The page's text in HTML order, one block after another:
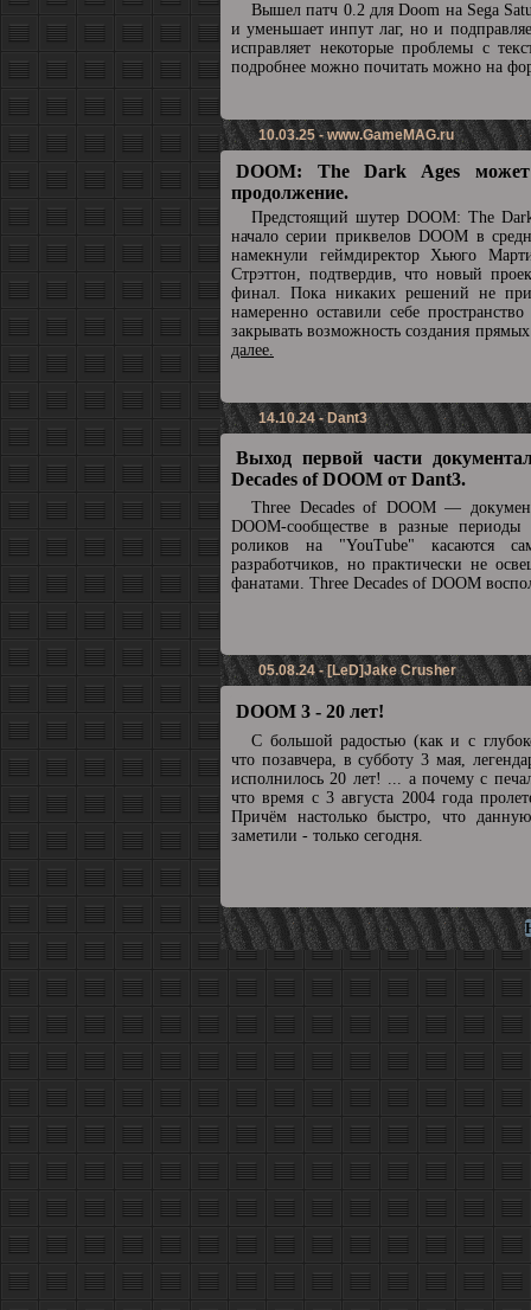
Вышел патч 0.2 для Doom на Sega
и уменьшает инпут лаг, но и
исправляет некоторые проблемы с
подробнее можно почитать можно на
10.03.25 -www.GameMAG.ru
DOOM: The Dark Ages может
продолжение.
Предстоящий шутер DOOM: The
начало серии приквелов DOOM в
намекнули геймдиректор Хьюго
Стрэттон, подтвердив, что новый
финал. Пока никаких решений не
намеренно оставили себе
закрывать возможность создания
далее.
14.10.24 - Dant3
Выход первой части
Decades of DOOM от Dant3.
Three Decades of DOOM —
DOOM-сообществе в разные периоды
роликов на "YouTube" касаются
разработчиков, но практически не
фанатами. Three Decades of DOOM
05.08.24 - [LeD]Jake Crusher
DOOM 3 - 20 лет!
С большой радостью (как и с
что позавчера, в субботу 3 мая,
исполнилось 20 лет! ... а почему с
что время с 3 августа 2004 года
Причём настолько быстро, что
заметили - только сегодня.